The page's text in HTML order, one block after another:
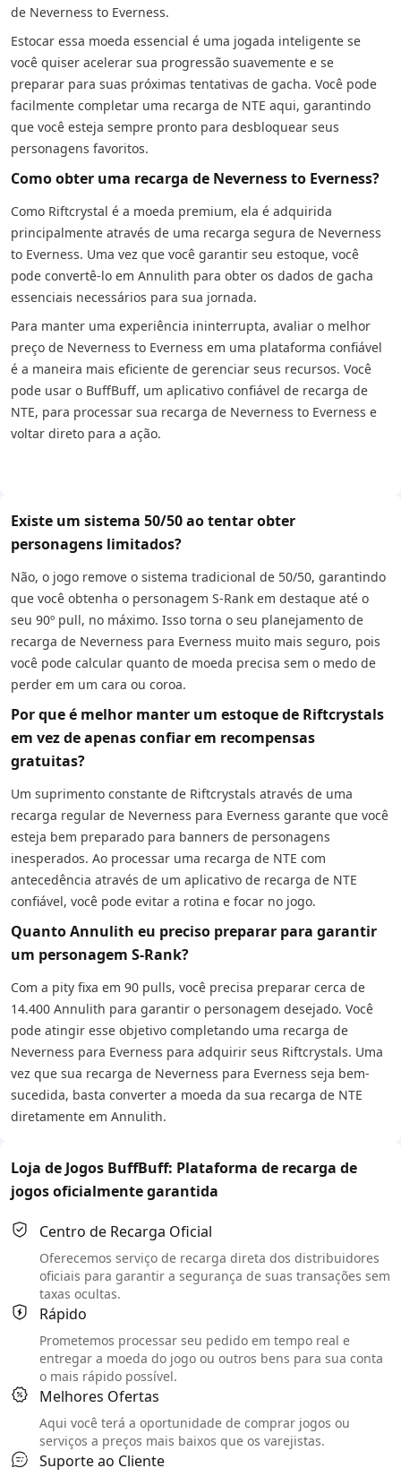
de Neverness to Everness.
Estocar essa moeda essencial é uma jogada inteligente se
você quiser acelerar sua progressão suavemente e se
preparar para suas próximas tentativas de gacha. Você pode
facilmente completar uma recarga de NTE aqui, garantindo
que você esteja sempre pronto para desbloquear seus
personagens favoritos.
Como obter uma recarga de Neverness to Everness?
Como Riftcrystal é a moeda premium, ela é adquirida
principalmente através de uma recarga segura de Neverness
to Everness. Uma vez que você garantir seu estoque, você
pode convertê-lo em Annulith para obter os dados de gacha
essenciais necessários para sua jornada.
Para manter uma experiência ininterrupta, avaliar o melhor
preço de Neverness to Everness em uma plataforma confiável
é a maneira mais eficiente de gerenciar seus recursos. Você
pode usar o BuffBuff, um aplicativo confiável de recarga de
NTE, para processar sua recarga de Neverness to Everness e
voltar direto para a ação.
Existe um sistema 50/50 ao tentar obter
personagens limitados?
Não, o jogo remove o sistema tradicional de 50/50, garantindo
que você obtenha o personagem S-Rank em destaque até o
seu 90º pull, no máximo. Isso torna o seu planejamento de
recarga de Neverness para Everness muito mais seguro, pois
você pode calcular quanto de moeda precisa sem o medo de
perder em um cara ou coroa.
Por que é melhor manter um estoque de Riftcrystals
em vez de apenas confiar em recompensas
gratuitas?
Um suprimento constante de Riftcrystals através de uma
recarga regular de Neverness para Everness garante que você
esteja bem preparado para banners de personagens
inesperados. Ao processar uma recarga de NTE com
antecedência através de um aplicativo de recarga de NTE
confiável, você pode evitar a rotina e focar no jogo.
Quanto Annulith eu preciso preparar para garantir
um personagem S-Rank?
Com a pity fixa em 90 pulls, você precisa preparar cerca de
14.400 Annulith para garantir o personagem desejado. Você
pode atingir esse objetivo completando uma recarga de
Neverness para Everness para adquirir seus Riftcrystals. Uma
vez que sua recarga de Neverness para Everness seja bem-
sucedida, basta converter a moeda da sua recarga de NTE
diretamente em Annulith.
Loja de Jogos BuffBuff: Plataforma de recarga de
jogos oficialmente garantida
Centro de Recarga Oficial
Oferecemos serviço de recarga direta dos distribuidores
oficiais para garantir a segurança de suas transações sem
taxas ocultas.
Rápido
Prometemos processar seu pedido em tempo real e
entregar a moeda do jogo ou outros bens para sua conta
o mais rápido possível.
Melhores Ofertas
Aqui você terá a oportunidade de comprar jogos ou
serviços a preços mais baixos que os varejistas.
Suporte ao Cliente